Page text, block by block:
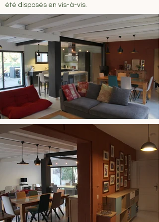
été disposés en vis-à-vis.